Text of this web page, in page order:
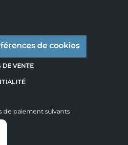
de cookies
DE VENTE
de paiement suivants